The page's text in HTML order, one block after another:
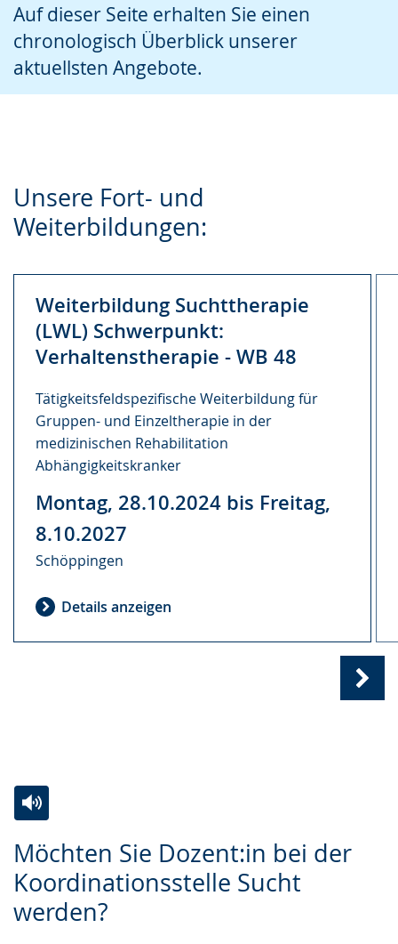
Auf dieser Seite erhalten Sie einen
chronologisch Überblick unserer
aktuellsten Angebote.
Gebärdensprache
wird
angezeigt.
Unsere Fort- und
Weiterbildungen:
Weiterbildung Suchttherapie
(LWL) Schwerpunkt:
Verhaltenstherapie - WB 48
Tätigkeitsfeldspezifische Weiterbildung für
Gruppen- und Einzeltherapie in der
medizinischen Rehabilitation
Abhängigkeitskranker
Montag, 28.10.2024 bis Freitag,
8.10.2027
Schöppingen
Details anzeigen
Möchten Sie Dozent:in bei der
Koordinationsstelle Sucht
werden?
Leichten
Sprache
wechseln.
Audio-
Unterstützung.
Video
in
Deutscher